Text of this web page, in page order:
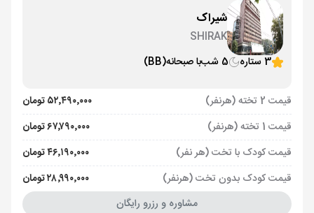
شیراک
SHIRAK
3 ستاره
5 شب با صبحانه(BB)
قیمت 2 تخته (هرنفر)
۵۲٬۴۹۰٬۰۰۰ تومان
قیمت 1 تخته (هرنفر)
۶۷٬۷۹۰٬۰۰۰ تومان
قیمت کودک با تخت (هر نفر)
۴۶٬۱۹۰٬۰۰۰ تومان
قیمت کودک بدون تخت (هرنفر)
۲۸٬۹۹۰٬۰۰۰ تومان
مشاوره و رزرو رایگان